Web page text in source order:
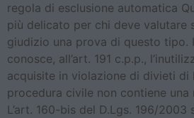
regola di esclusione automatica
più delicato per chi deve valutare
giudizio una prova di questo tipo.
conosce, all’art. 191 c.p.p.,
acquisite in violazione di divieti di
procedura civile non contiene una
L’art. 160-bis del D.Lgs. 196/